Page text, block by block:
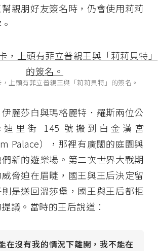
親朋好友簽名時，仍會使用莉莉
上頭有菲立普親王與「莉莉貝特」的簽名。
麗莎白與瑪格麗特．羅斯兩位公
里街 145 號搬到白金漢宮
Palace），那裡有廣闊的庭園與
新的遊樂場。第二次世界大戰期
脅迫在眉睫，國王與王后決定留
是送回溫莎堡，國王與王后都拒
議。當時的王后說道：
在沒有我的情況下離開，我不能在